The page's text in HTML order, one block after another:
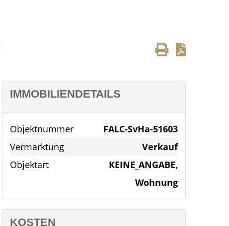
IMMOBILIENDETAILS
Objektnummer
FALC-SvHa-51603
Vermarktung
Verkauf
Objektart
KEINE_ANGABE,
Wohnung
KOSTEN